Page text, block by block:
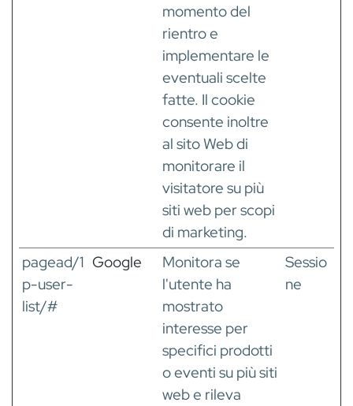
momento del
rientro e
implementare le
eventuali scelte
fatte. Il cookie
consente inoltre
al sito Web di
monitorare il
visitatore su più
siti web per scopi
di marketing.
pagead/1
p-user-
list/#
Google
Monitora se
l'utente ha
mostrato
interesse per
specifici prodotti
o eventi su più siti
web e rileva
Sessio
ne